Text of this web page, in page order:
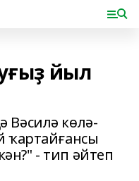
йыл
Вәсилә көлә-
ҡартайғансы
- тип әйтеп